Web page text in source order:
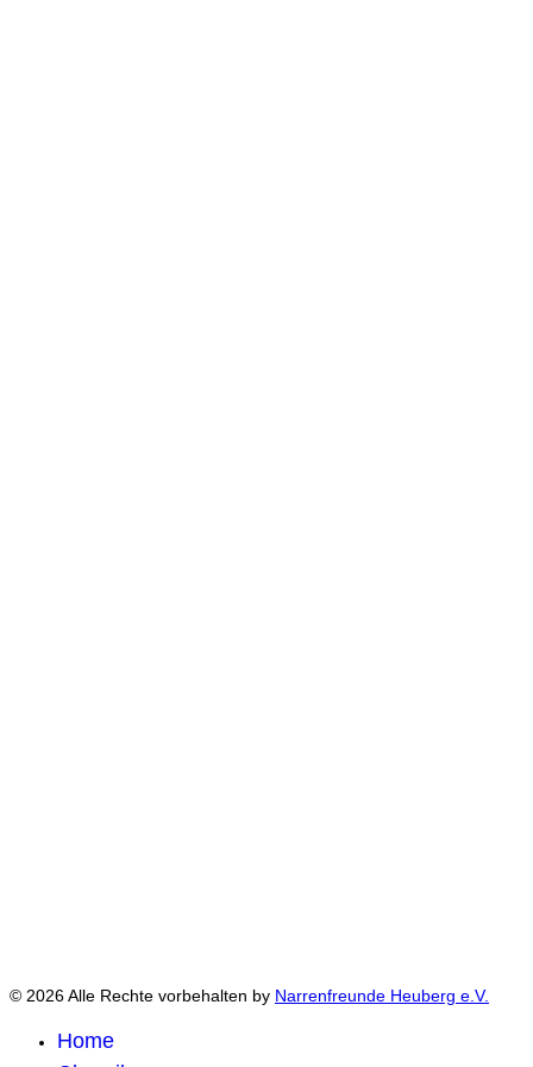
© 2026 Alle Rechte vorbehalten by Narrenfreunde Heuberg e.V.
Home